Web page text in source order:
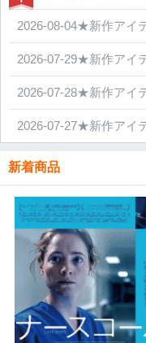
2026-08-04★新作アイ
2026-07-29★新作アイ
2026-07-28★新作アイ
2026-07-27★新作アイ
新着商品